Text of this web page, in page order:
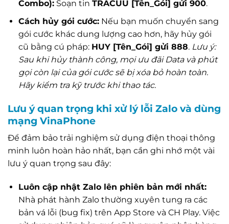
Combo):Soạn tin TRACUU [Tên_Gói] gửi 900.
Cách hủy gói cước:Nếu bạn muốn chuyển sang
gói cước khác dung lượng cao hơn, hãy hủy gói
cũ bằng cú pháp: HUY [Tên_Gói] gửi 888. Lưu ý:
Sau khi hủy thành công, mọi ưu đãi Data và phút
gọi còn lại của gói cước sẽ bị xóa bỏ hoàn toàn.
Hãy kiểm tra kỹ trước khi thao tác.
Lưu ý quan trọng khi xử lý lỗi Zalo và dùng
mạng VinaPhone
Để đảm bảo trải nghiệm sử dụng điện thoại thông
minh luôn hoàn hảo nhất, bạn cần ghi nhớ một vài
lưu ý quan trọng sau đây:
Luôn cập nhật Zalo lên phiên bản mới nhất:
Nhà phát hành Zalo thường xuyên tung ra các
bản vá lỗi (bug fix) trên App Store và CH Play. Việc